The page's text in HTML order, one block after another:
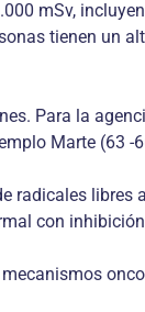
mSv,
tienen un
Para la
Marte (63 -
radicales libres
con